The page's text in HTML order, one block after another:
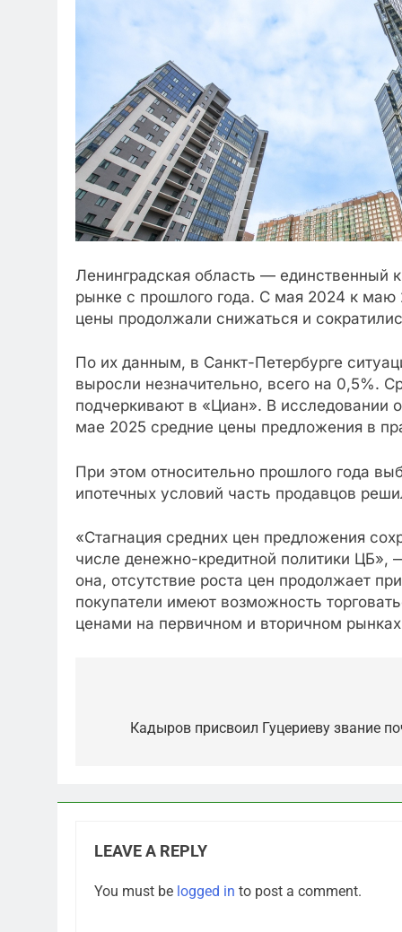
Ленинградская область — единственный
рынке с прошлого года. С мая 2024 к маю
цены продолжали снижаться и
По их данным, в Санкт-Петербурге
выросли незначительно, всего на 0,5%.
подчеркивают в «Циан». В исследовании
мае 2025 средние цены предложения в
При этом относительно прошлого года
ипотечных условий часть продавцов
«Стагнация средних цен предложения
числе денежно-кредитной политики ЦБ»,
она, отсутствие роста цен продолжает
покупатели имеют возможность
ценами на первичном и вторичном
navigation
Кадыров присвоил Гуцериеву звание
LEAVE A REPLY
You must be logged in to post a comment.
5
Что происходит в